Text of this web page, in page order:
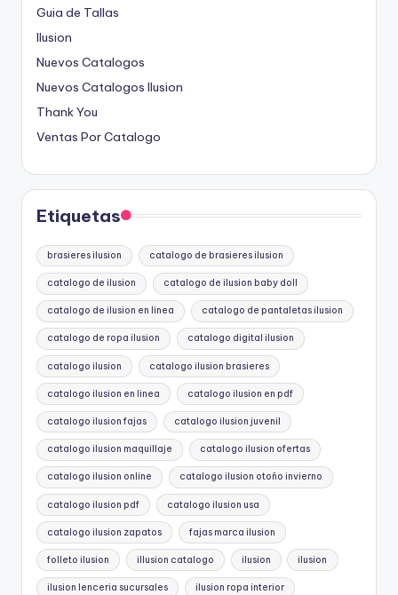
Guia de Tallas
Ilusion
Nuevos Catalogos
Nuevos Catalogos Ilusion
Thank You
Ventas Por Catalogo
Etiquetas
brasieres ilusion catalogo de brasieres ilusion
catalogo de ilusion catalogo de ilusion baby doll
catalogo de ilusion en linea catalogo de pantaletas ilusion
catalogo de ropa ilusion catalogo digital ilusion
catalogo ilusion catalogo ilusion brasieres
catalogo ilusion en linea catalogo ilusion en pdf
catalogo ilusion fajas catalogo ilusion juvenil
catalogo ilusion maquillaje catalogo ilusion ofertas
catalogo ilusion online catalogo ilusion otoño invierno
catalogo ilusion pdf catalogo ilusion usa
catalogo ilusion zapatos fajas marca ilusion
folleto ilusion illusion catalogo ilusion ilusion
ilusion lenceria sucursales ilusion ropa interior